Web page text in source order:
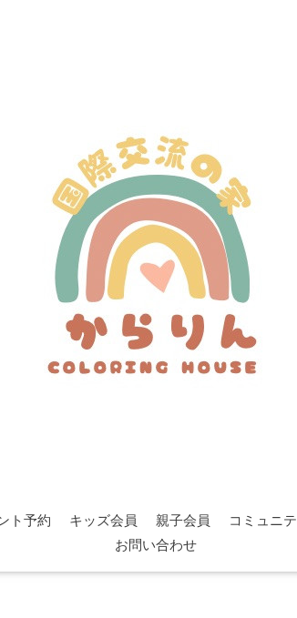
ト予約 キッズ会員 親子会員 コミュニ
お問い合わせ